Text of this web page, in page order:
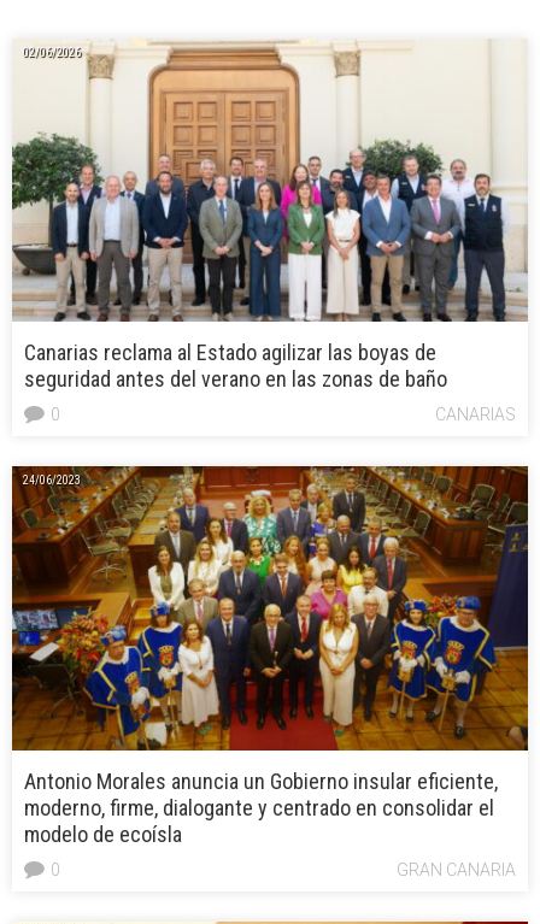
02/06/2026
Canarias reclama al Estado agilizar las boyas de
seguridad antes del verano en las zonas de baño
CANARIAS
0
24/06/2023
Antonio Morales anuncia un Gobierno insular eficiente,
moderno, firme, dialogante y centrado en consolidar el
modelo de ecoísla
GRAN CANARIA
0